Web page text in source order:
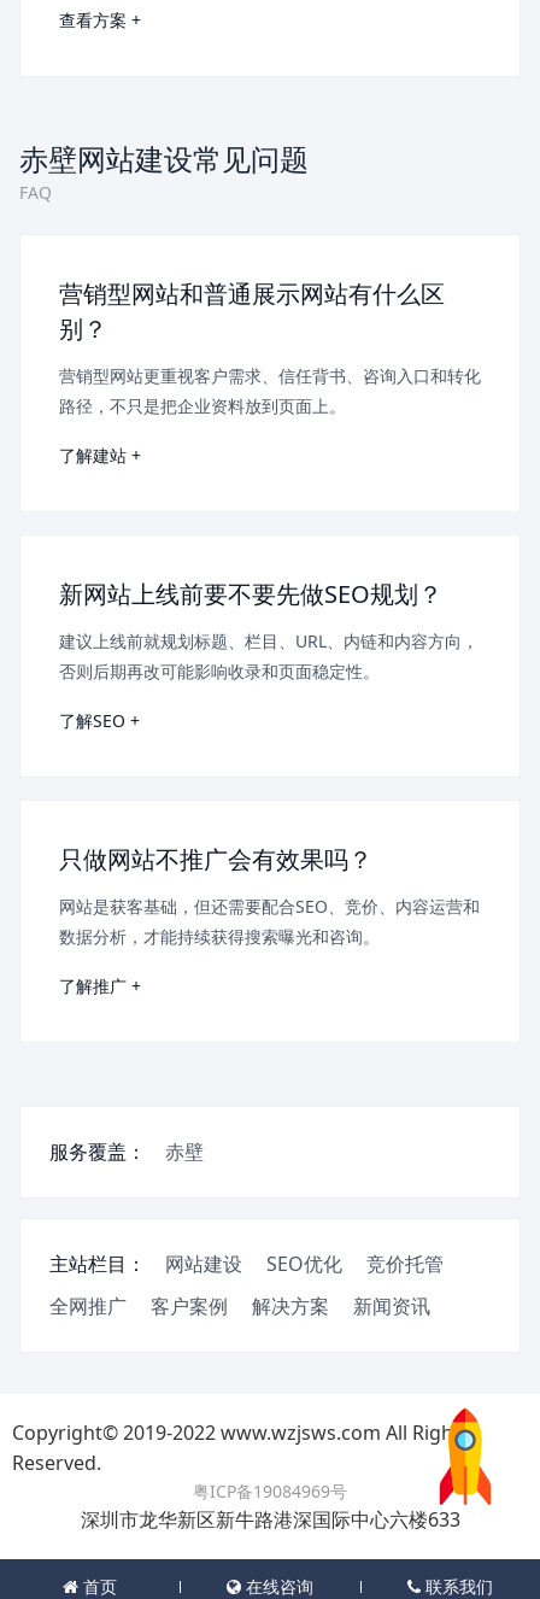
查看方案 +
赤壁网站建设常见问题
FAQ
营销型网站和普通展示网站有什么区
别？
营销型网站更重视客户需求、信任背书、咨询入口和转化
路径，不只是把企业资料放到页面上。
了解建站 +
新网站上线前要不要先做SEO规划？
建议上线前就规划标题、栏目、URL、内链和内容方向，
否则后期再改可能影响收录和页面稳定性。
了解SEO +
只做网站不推广会有效果吗？
网站是获客基础，但还需要配合SEO、竞价、内容运营和
数据分析，才能持续获得搜索曝光和咨询。
了解推广 +
服务覆盖： 赤壁
主站栏目： 网站建设 SEO优化
竞价托管
全网推广
客户案例 解决方案 新闻资讯
首页 在线咨询 联系我们
Copyright© 2019-2022 www.wzjsws.com All Rights
Reserved.
粤ICP备19084969号
深圳市龙华新区新牛路港深国际中心六楼633